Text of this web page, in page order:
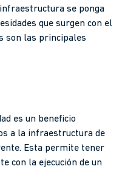
se ponga
que surgen con el
son las principales
es un beneficio
a la infraestructura de
Esta permite tener
con la ejecución de un